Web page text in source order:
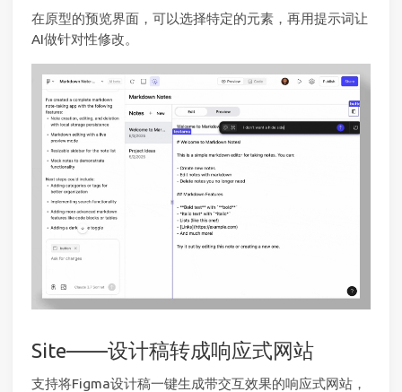
在原型的预览界面，可以选择特定的元素，再用提示词让
AI做针对性修改。
Site——设计稿转成响应式网站
支持将Figma设计稿一键生成带交互效果的响应式网站，